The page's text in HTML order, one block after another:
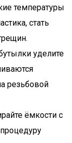
температуры
стать
уделите
резьбовой
ёмкости с